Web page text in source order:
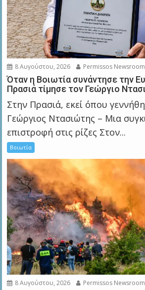
8 Αυγούστου, 2026 Permissos Newsroom
Όταν η Βοιωτία συνάντησε την
Πρασιά τίμησε τον Γεώργιο
Στην Πρασιά, εκεί όπου
Γεώργιος Ντασιώτης – Μια
επιστροφή στις ρίζες Στον...
Βοιωτία
8 Αυγούστου, 2026 Permissos Newsroom